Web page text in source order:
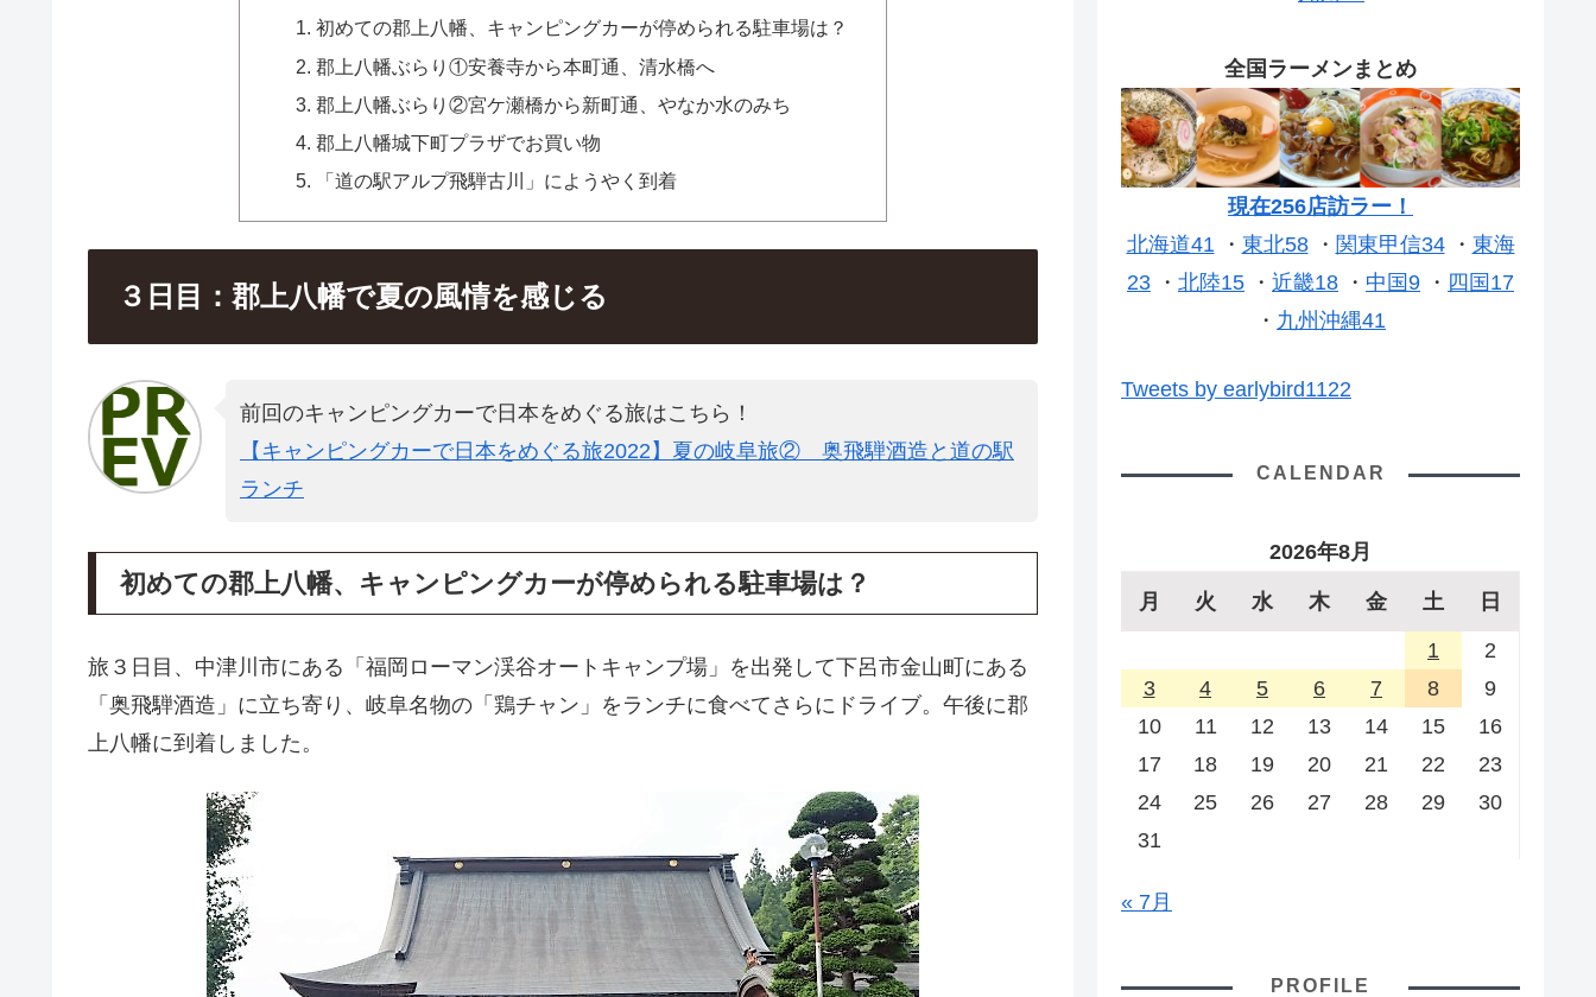
初めての郡上八幡、キャンピングカーが停められる駐車場は？
郡上八幡ぶらり①安養寺から本町通、清水橋へ
郡上八幡ぶらり②宮ケ瀬橋から新町通、やなか水のみち
郡上八幡城下町プラザでお買い物
「道の駅アルプ飛騨古川」にようやく到着
３日目：郡上八幡で夏の風情を感じる
前回のキャンピングカーで日本をめぐる旅はこちら！
【キャンピングカーで日本をめぐる旅2022】夏の岐阜旅② 奥飛騨酒造と道の駅
ランチ
初めての郡上八幡、キャンピングカーが停められる駐車場は？
旅３日目、中津川市にある「福岡ローマン渓谷オートキャンプ場」を出発して下呂市金山町にある
「奥飛騨酒造」に立ち寄り、岐阜名物の「鶏チャン」をランチに食べてさらにドライブ。午後に郡
上八幡に到着しました。
全国ラーメンまとめ
現在256店訪ラー！
北海道41・ 東北58・ 関東甲信34・ 東海
23 ・ 北陸15 ・ 近畿18 ・ 中国9 ・ 四国17
・ 九州沖縄41
Tweets by earlybird1122
CALENDAR
2026年8月
月 火 水 木 金 土 日
1
2
3
4 5 6 7 8
9
10
11 12 13 14 15
16
17
18 19 20 21 22
23
24
25 26 27 28 29
30
31
« 7月
PROFILE